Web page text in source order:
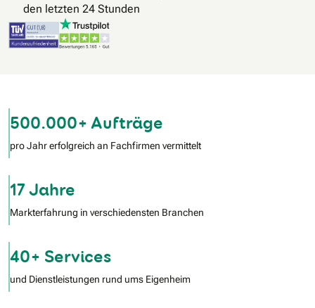
den letzten 24 Stunden
500.000+ Aufträge
pro Jahr erfolgreich an Fachfirmen vermittelt
17 Jahre
Markterfahrung in verschiedensten Branchen
40+ Services
und Dienstleistungen rund ums Eigenheim